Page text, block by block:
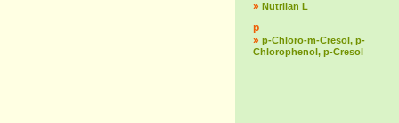
» Nutrilan L
p
» p-Chloro-m-Cresol, p-
Chlorophenol, p-Cresol